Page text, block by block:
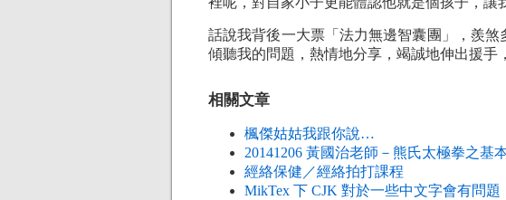
話說我背後一大票「法力無邊智囊團」，羨
傾聽我的問題，熱情地分享，竭誠地伸出援手
相關文章
楓傑姑姑我跟你說…
20141206 黃國治老師－熊氏太極拳之基
經絡保健／經絡拍打課程
MikTex 下 CJK 對於一些中文字會有問題